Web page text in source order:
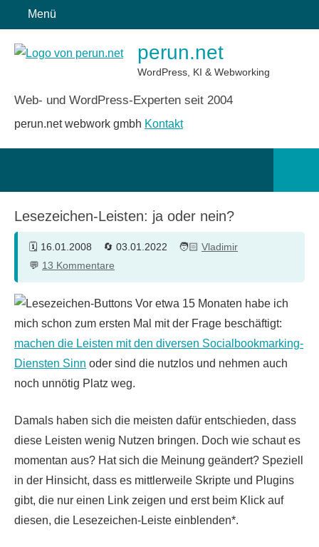
Inhalt
springen
Menü
perun.net
WordPress, KI & Webworking
Web- und WordPress-Experten seit 2004
perun.net webwork gmbh Kontakt
Lesezeichen-Leisten: ja oder nein?
16.01.2008 03.01.2022
Vladimir
13 Kommentare
Vor etwa 15 Monaten habe ich
mich schon zum ersten Mal mit der Frage beschäftigt:
machen die Leisten mit den diversen Socialbookmarking-
Diensten Sinn oder sind die nutzlos und nehmen auch
noch unnötig Platz weg.
Damals haben sich die meisten dafür entschieden, dass
diese Leisten wenig Nutzen bringen. Doch wie schaut es
momentan aus? Hat sich die Meinung geändert? Speziell
in der Hinsicht, dass es mittlerweile Skripte und Plugins
gibt, die nur einen Link zeigen und erst beim Klick auf
diesen, die Lesezeichen-Leiste einblenden*.